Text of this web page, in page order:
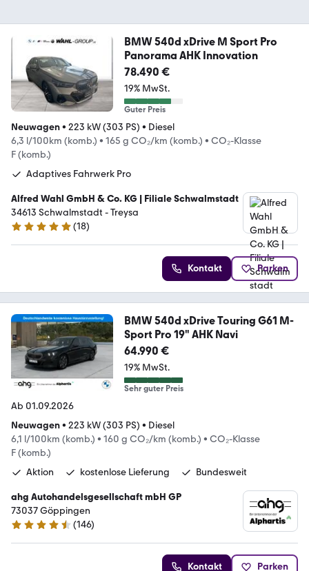
BMW 540d xDrive M Sport Pro
Panorama AHK Innovation
78.490 €
19% MwSt.
Guter Preis
Neuwagen• 223 kW (303 PS) • Diesel
6,3 l/100km (komb.) • 165 g CO₂/km (komb.) • CO₂-Klasse
F (komb.)
Adaptives Fahrwerk Pro
Alfred Wahl GmbH & Co. KG | Filiale Schwalmstadt
34613 Schwalmstadt - Treysa
4.9 Sterne
(18)
Kontakt Parken
BMW 540d xDrive Touring G61 M-
Sport Pro 19" AHK Navi
64.990 €
19% MwSt.
Sehr guter Preis
Ab 01.09.2026
Neuwagen• 223 kW (303 PS) • Diesel
6,1 l/100km (komb.) • 160 g CO₂/km (komb.) • CO₂-Klasse
F (komb.)
Aktion
kostenlose Lieferung Bundesweit
ahg Autohandelsgesellschaft mbH GP
73037 Göppingen
4.4 Sterne
(146)
Kontakt Parken